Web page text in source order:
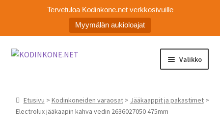
Tervetuloa Kodinkone.net verkkosivuille
Myymälän aukioloajat
Siirry
Siirry
Valikko
tason
Ota yhteyttä
Etusivu > Kodinkoneiden varaosat> Jääkaappit ja pakastimet>
Electrolux jääkaapin kahva vedin 2636027050 475mm